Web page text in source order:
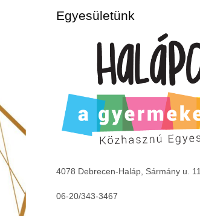
Egyesületünk
4078 Debrecen-Haláp, Sármány u. 11.
06-20/343-3467